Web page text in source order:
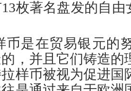
枚著名盘发的自由
币是在贸易银元的
，并且它们铸造的
样币被视为促进国